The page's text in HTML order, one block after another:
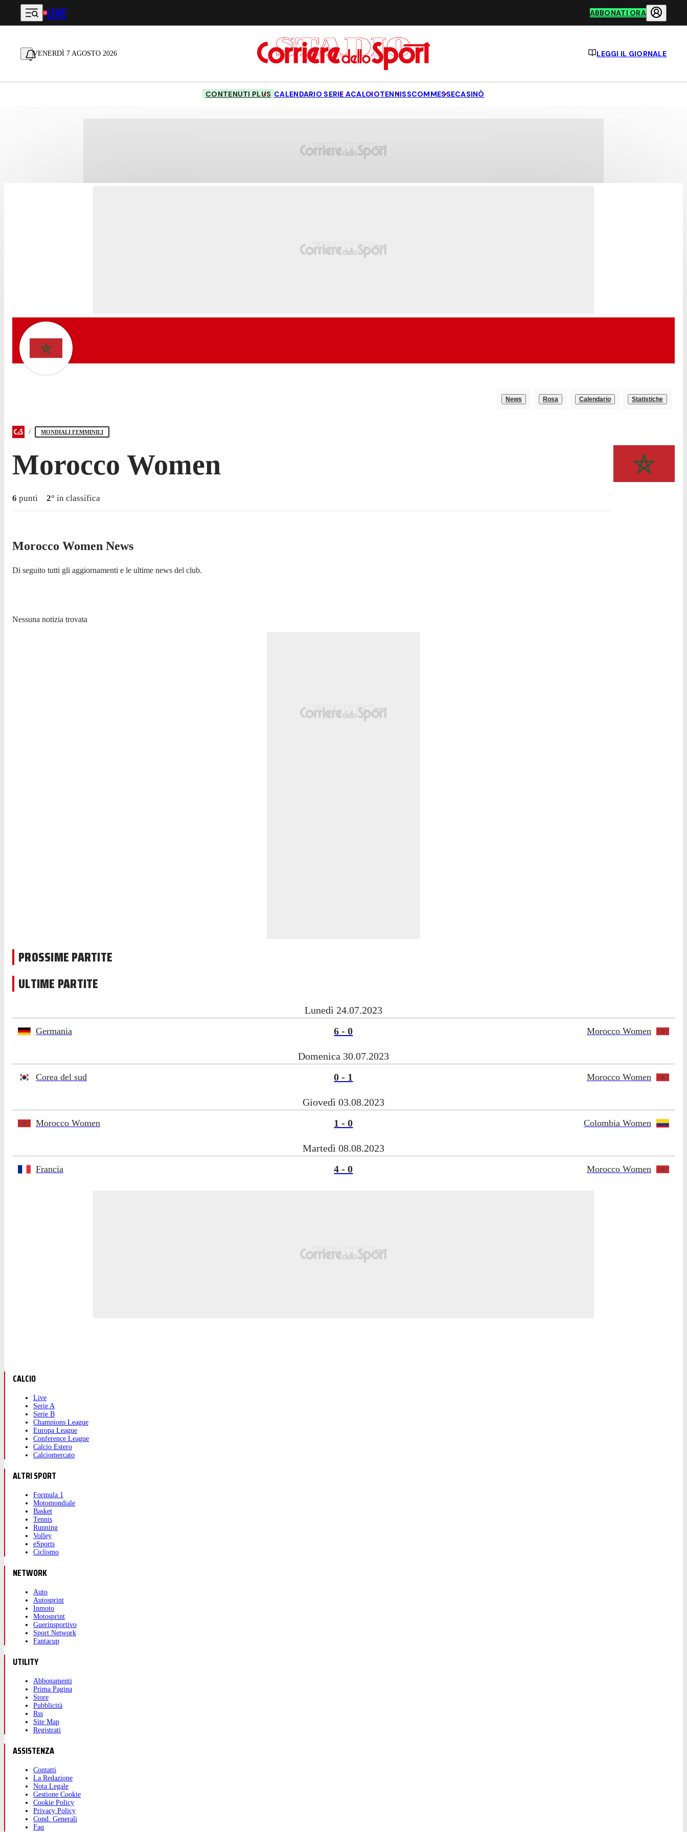
Vai al contenuto principale
LIVE ABBONATI ORA
VENERDÌ 7 AGOSTO 2026 LEGGI IL GIORNALE
CONTENUTI PLUS CALENDARIO SERIE ACALCIOTENNISSCOMMESSECASINÒ
News Rosa Calendario Statistiche
MONDIALI FEMMINILI
Morocco Women
6 punti 2° in classifica
Morocco Women News
Di seguito tutti gli aggiornamenti e le ultime news del club.
Nessuna notizia trovata
PROSSIME PARTITE
ULTIME PARTITE
Lunedì 24.07.2023
Germania 6 - 0 Morocco Women
Domenica 30.07.2023
Corea del sud 0 - 1 Morocco Women
Giovedì 03.08.2023
Morocco Women 1 - 0 Colombia Women
Martedì 08.08.2023
Francia 4 - 0 Morocco Women
CALCIO
Live
Serie A
Serie B
Champions League
Europa League
Conference League
Calcio Estero
Calciomercato
ALTRI SPORT
Formula 1
Motomondiale
Basket
Tennis
Running
Volley
eSports
Ciclismo
NETWORK
Auto
Autosprint
Inmoto
Motosprint
Guerinsportivo
Sport Network
Fantacup
UTILITY
Abbonamenti
Prima Pagina
Store
Pubblicità
Rss
Site Map
Registrati
ASSISTENZA
Contatti
La Redazione
Nota Legale
Gestione Cookie
Cookie Policy
Privacy Policy
Cond. Generali
Faq